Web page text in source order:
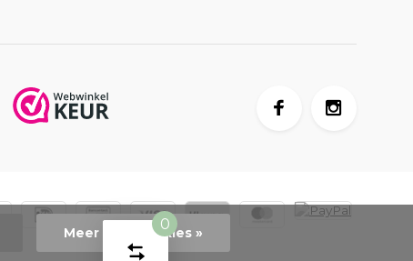
Meer over cookies »
0
Vergelijk
Start